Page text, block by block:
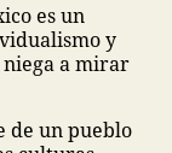
es un
y
niega a mirar
de un pueblo